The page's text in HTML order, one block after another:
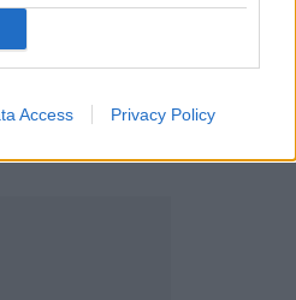
Access Privacy Policy
grande destaque nos
natação